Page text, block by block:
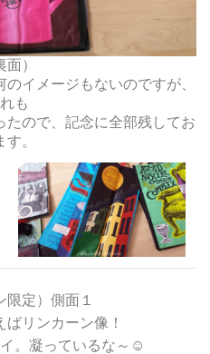
面）
イメージもないのですが、
も
たので、記念に全部残してお
す。
限定）側面１
ばリンカーン像！
。凝っているな～☺